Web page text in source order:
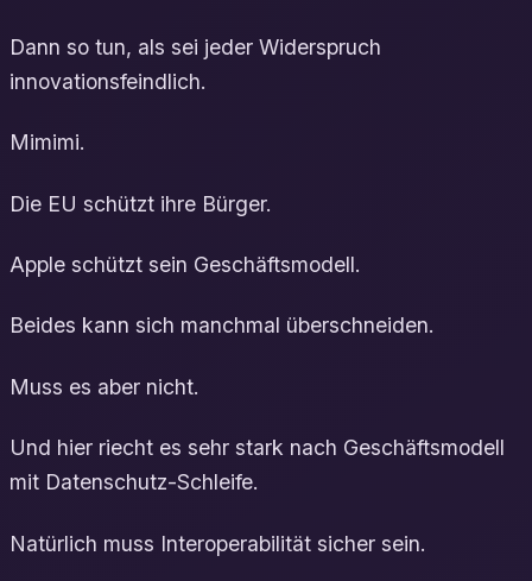
Dann so tun, als sei jeder Widerspruch
innovationsfeindlich.
Mimimi.
Die EU schützt ihre Bürger.
Apple schützt sein Geschäftsmodell.
Beides kann sich manchmal überschneiden.
Muss es aber nicht.
Und hier riecht es sehr stark nach Geschäftsmodell
mit Datenschutz-Schleife.
Natürlich muss Interoperabilität sicher sein.